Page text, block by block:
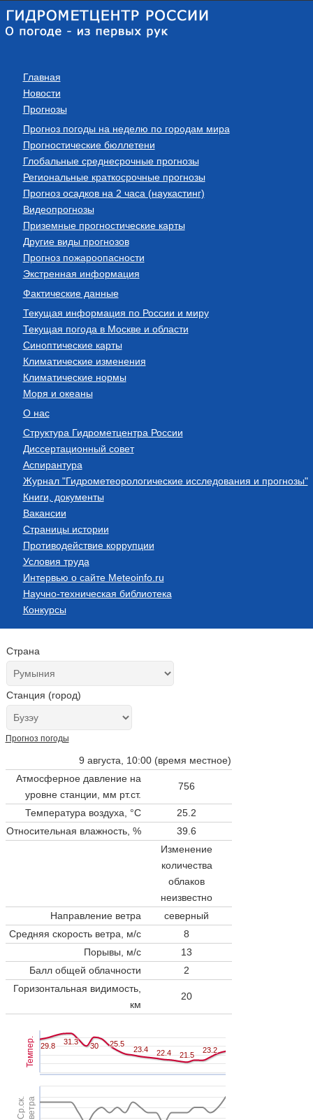
Главная
Новости
Прогнозы
Прогноз погоды на неделю по городам мира
Прогностические бюллетени
Глобальные среднесрочные прогнозы
Региональные краткосрочные прогнозы
Прогноз осадков на 2 часа (наукастинг)
Видеопрогнозы
Приземные прогностические карты
Другие виды прогнозов
Прогноз пожароопасности
Экстренная информация
Фактические данные
Текущая информация по России и миру
Текущая погода в Москве и области
Синоптические карты
Климатические изменения
Климатические нормы
Моря и океаны
О нас
Структура Гидрометцентра России
Диссертационный совет
Аспирантура
Журнал "Гидрометеорологические исследования и прогнозы"
Книги, документы
Вакансии
Страницы истории
Противодействие коррупции
Условия труда
Интервью о сайте Meteoinfo.ru
Научно-техническая библиотека
Конкурсы
Страна
Станция (город)
Прогноз погоды
9 августа, 10:00 (время местное)
Атмосферное давление на
уровне станции, мм рт.ст.
756
Температура воздуха, °C
25.2
Относительная влажность, %
39.6
Изменение
количества
облаков
неизвестно
Направление ветра
северный
Средняя скорость ветра, м/с
8
Порывы, м/с
13
Балл общей облачности
2
Горизонтальная видимость,
км
20
Темпер.
Ср.ск.ветра
29.8
29.8 31.3
31.3 30
30 25.5
25.5
23.4
23.4 22.4
22.4 21.5
21.5
23.2
23.2